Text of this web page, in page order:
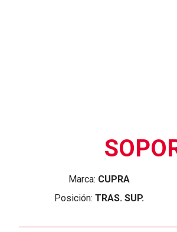
Marca: CUPRA
Posición: TRAS. SUP.